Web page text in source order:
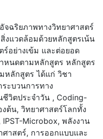
จฉริยภาพทางวิทยาศาสตร์
งแวดล้อมด้วยหลักสูตรเน้น
อย่างเข้ม และต่อยอด
หนดตามหลักสูตร หลักสูตร
มหลักสูตรได้แก่ วิชา
ะบวนการทาง
วิตประจำวัน , Coding-
ต้น, วิทยาศาสตร์โลกทั้ง
Microbox, พลังงาน
ศาสตร์, การออกแบบและ